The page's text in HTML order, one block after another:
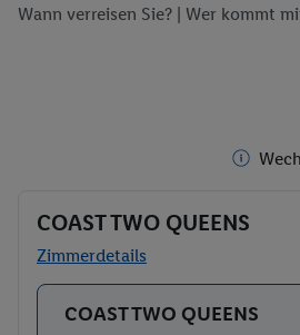
Wann verreisen Sie? | Wer kommt
COAST TWO QUEENS
Zimmerdetails
Buchen
COAST TWO QUEENS